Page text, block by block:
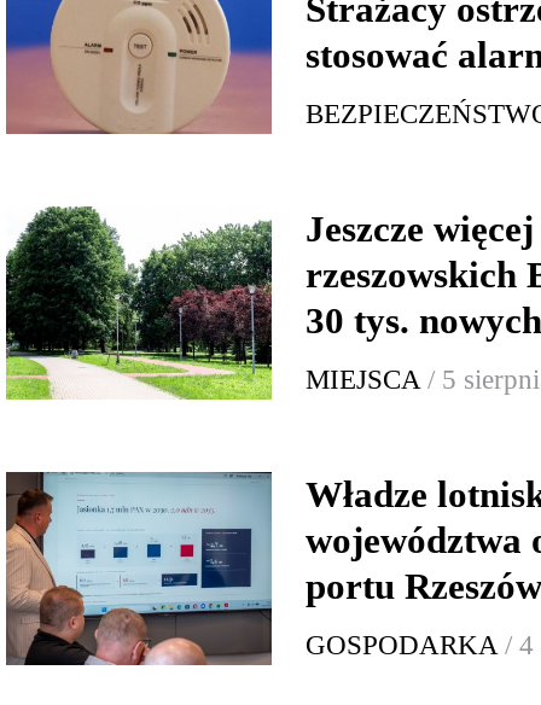
Strażacy
stosować
Jeszcze
rzeszowskich
30 tys.
MIEJSCA / 5
Władze
województwa
portu
GOSPODARKA / 4